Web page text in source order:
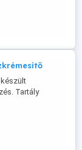
Tartály
470 mm,
csap 40
csap a